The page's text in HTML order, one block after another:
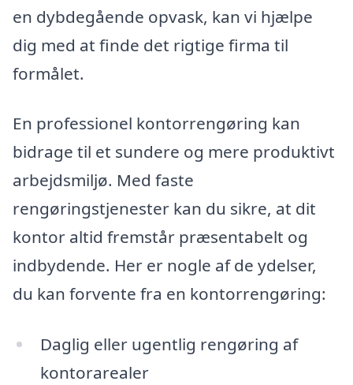
en dybdegående opvask, kan vi hjælpe
dig med at finde det rigtige firma til
formålet.
En professionel kontorrengøring kan
bidrage til et sundere og mere produktivt
arbejdsmiljø. Med faste
rengøringstjenester kan du sikre, at dit
kontor altid fremstår præsentabelt og
indbydende. Her er nogle af de ydelser,
du kan forvente fra en kontorrengøring:
Daglig eller ugentlig rengøring af
kontorarealer